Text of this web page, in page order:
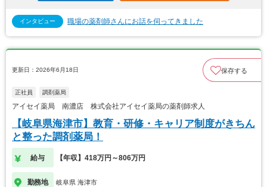
インタビュー 職場の薬剤師さんにお話を伺ってきました
更新日：2026年6月18日 保存する
正社員 調剤薬局
アイセイ薬局 南濃店 株式会社アイセイ薬局の薬剤師求人
【岐阜県海津市】教育・研修・キャリア制度がきちん
と整った調剤薬局！
給与 【年収】418万円～806万円
勤務地 岐阜県 海津市